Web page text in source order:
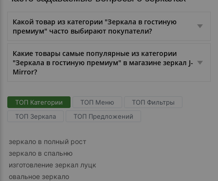
Какой товар из категории "Зеркала в гостиную
премиум" часто выбирают покупатели?
Какие товары самые популярные из категории
"Зеркала в гостиную премиум" в магазине зеркал J-
Mirror?
ТОП Категории ТОП Меню
ТОП Фильтры
ТОП Зеркала
ТОП Предложений
зеркало в полный рост
зеркало в спальню
изготовление зеркал луцк
овальное зеркало